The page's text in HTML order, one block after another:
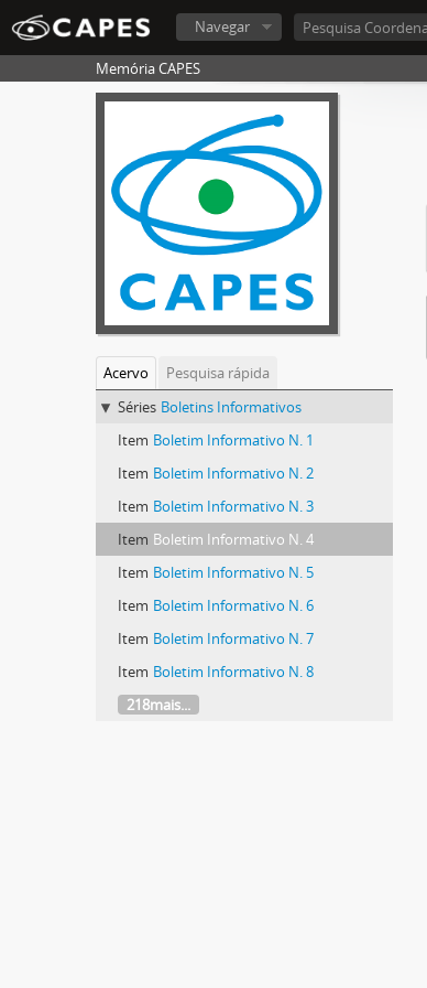
Navegar
Memória CAPES
Acervo
Pesquisa rápida
Séries Boletins Informativos
Item Boletim Informativo N. 1
Item Boletim Informativo N. 2
Item Boletim Informativo N. 3
Item Boletim Informativo N. 4
Item Boletim Informativo N. 5
Item Boletim Informativo N. 6
Item Boletim Informativo N. 7
Item Boletim Informativo N. 8
218mais...